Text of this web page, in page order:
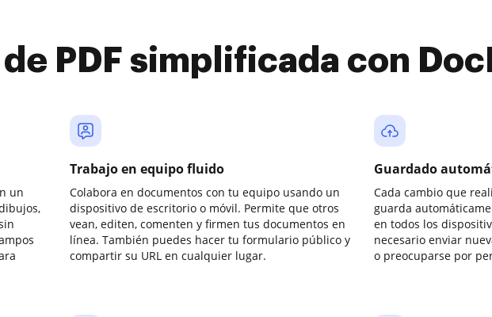
de PDF simplificada con
un
Trabajo en equipo fluido
Colabora en documentos con tu equipo usando un
dispositivo de escritorio o móvil. Permite que otros
vean, editen, comenten y firmen tus documentos en
línea. También puedes hacer tu formulario público y
compartir su URL en cualquier lugar.
Guardado
Cada cambio que
guarda
en todos los
necesario enviar
o preocuparse por